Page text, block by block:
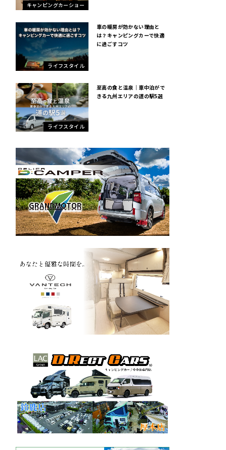
キャンピングカーショー
ライフスタイル
車の暖房が効かない理由と
は？キャンピングカーで快適
に過ごすコツ
ライフスタイル
至高の食と温泉｜車中泊がで
きる九州エリアの道の駅5選